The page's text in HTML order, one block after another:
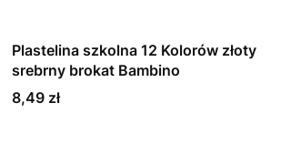
Plastelina szkolna 12 Kolorów złoty
srebrny brokat Bambino
Cena
8,49 zł